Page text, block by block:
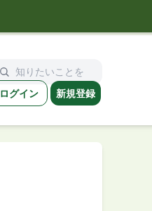
ログイン 新規登録